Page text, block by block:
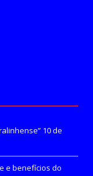
10 de
e benefícios do